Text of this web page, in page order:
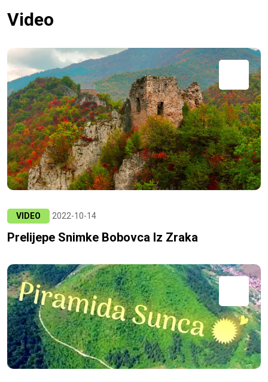
Video
VIDEO 2022-10-14
Prelijepe Snimke Bobovca Iz Zraka